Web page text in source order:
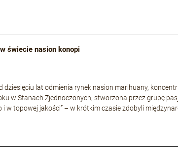
świecie nasion konopi
dziesięciu lat odmienia rynek nasion marihuany,
w Stanach Zjednoczonych, stworzona przez grupę
i w topowej jakości” – w krótkim czasie zdobyli